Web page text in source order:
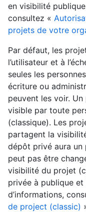
en visibilité
consultez «
projets de votre
Par défaut, les
l’utilisateur et à
seules les
écriture ou
peuvent les voir.
visible par toute
(classique). Les
partagent la
dépôt privé aura
peut pas être
visibilité du projet
privée à publique
d’informations,
de project (classic)